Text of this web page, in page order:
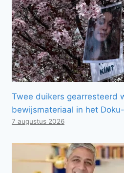
Twee duikers gearresteerd
bewijsmateriaal in het
7 augustus 2026